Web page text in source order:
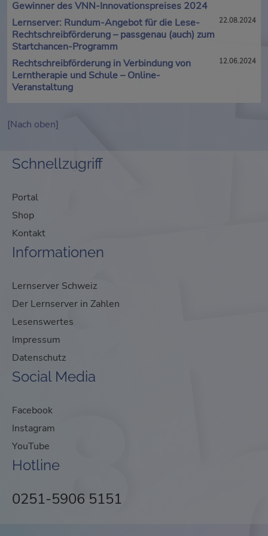
Gewinner des VNN-Innovationspreises 2024
Lernserver: Rundum-Angebot für die Lese-
Rechtschreibförderung – passgenau (auch) zum
Startchancen-Programm
22.08.2024
Rechtschreibförderung in Verbindung von
Lerntherapie und Schule – Online-
Veranstaltung
12.06.2024
[Nach oben]
Schnellzugriff
Portal
Shop
Kontakt
Informationen
Lernserver Schweiz
Der Lernserver in Zahlen
Lesenswertes
Impressum
Datenschutz
Social Media
Facebook
Instagram
YouTube
Hotline
0251-5906 5151